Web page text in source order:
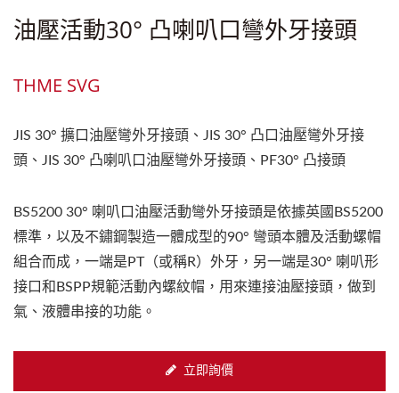
油壓活動30° 凸喇叭口彎外牙接頭
THME SVG
JIS 30° 擴口油壓彎外牙接頭、JIS 30° 凸口油壓彎外牙接
頭、JIS 30° 凸喇叭口油壓彎外牙接頭、PF30° 凸接頭
BS5200 30° 喇叭口油壓活動彎外牙接頭是依據英國BS5200
標準，以及不鏽鋼製造一體成型的90° 彎頭本體及活動螺帽
組合而成，一端是PT（或稱R）外牙，另一端是30° 喇叭形
接口和BSPP規範活動內螺紋帽，用來連接油壓接頭，做到
氣、液體串接的功能。
立即詢價